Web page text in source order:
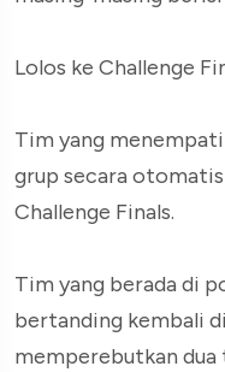
Lolos ke Challenge
Tim yang
grup secara
Challenge Finals.
Tim yang berada di
bertanding kembali
memperebutkan